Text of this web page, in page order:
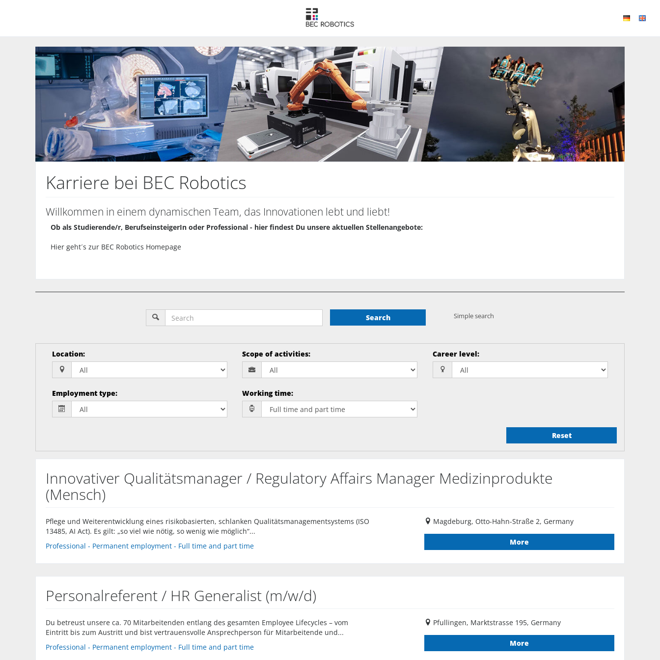
Karriere bei BEC Robotics
Willkommen in einem dynamischen Team, das Innovationen lebt und liebt!
Ob als Studierende/r, BerufseinsteigerIn oder Professional - hier findest Du unsere aktuellen Stellenangebote:
Hier geht´s zur BEC Robotics Homepage
Search Simple search
Location: Scope of activities: Career level:
Employment type: Working time:
Reset
Innovativer Qualitätsmanager / Regulatory Affairs Manager Medizinprodukte
(Mensch)
Pflege und Weiterentwicklung eines risikobasierten, schlanken Qualitätsmanagementsystems (ISO
13485, AI Act). Es gilt: „so viel wie nötig, so wenig wie möglich“...
Professional - Permanent employment - Full time and part time
Magdeburg, Otto-Hahn-Straße 2, Germany
More
Personalreferent / HR Generalist (m/w/d)
Du betreust unsere ca. 70 Mitarbeitenden entlang des gesamten Employee Lifecycles – vom
Eintritt bis zum Austritt und bist vertrauensvolle Ansprechperson für Mitarbeitende und...
Professional - Permanent employment - Full time and part time
Pfullingen, Marktstrasse 195, Germany
More